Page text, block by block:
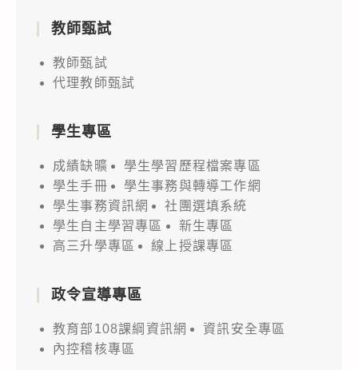
教師甄試
教師甄試
代理教師甄試
學生專區
成績缺曠
學生學習歷程檔案專區
學生手冊
學生事務與轉導工作網
學生事務資訊網
社團選填系統
學生自主學習專區
新生專區
高三升學專區
線上授課專區
政令宣導專區
教育部108課綱資訊網
資訊安全專區
內控稽核專區